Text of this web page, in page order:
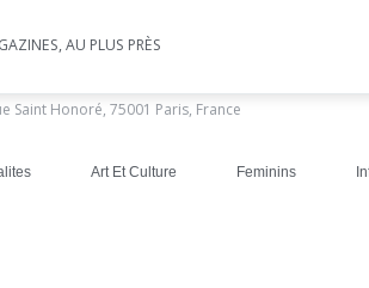
AU PLUS PRÈS
Saint Honoré, 75001 Paris, France
Art Et Culture Feminins